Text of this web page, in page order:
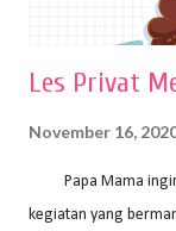
Les Privat
November 16,
Papa Mama ingin
kegiatan yang